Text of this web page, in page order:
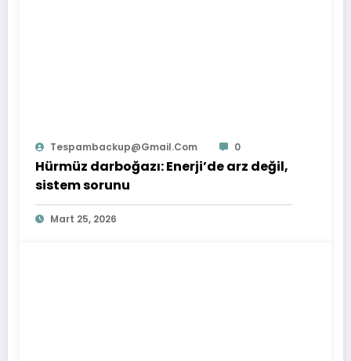
Tespambackup@gmail.com 0
Hürmüz darboğazı: Enerji’de arz değil,
sistem sorunu
Mart 25, 2026